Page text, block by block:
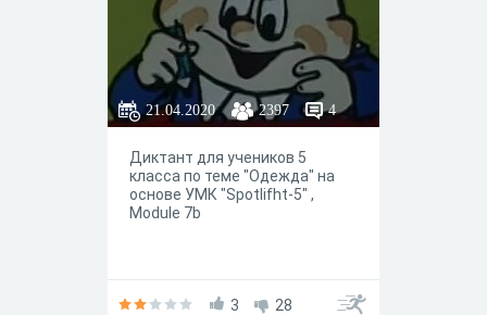
21.04.2020 2397 4
Диктант для учеников 5
класса по теме "Одежда" на
основе УМК "Spotlifht-5" ,
Module 7b
3 28